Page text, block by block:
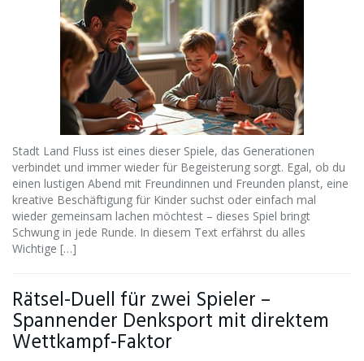
Stadt Land Fluss ist eines dieser Spiele, das Generationen
verbindet und immer wieder für Begeisterung sorgt. Egal, ob du
einen lustigen Abend mit Freundinnen und Freunden planst, eine
kreative Beschäftigung für Kinder suchst oder einfach mal
wieder gemeinsam lachen möchtest – dieses Spiel bringt
Schwung in jede Runde. In diesem Text erfährst du alles
Wichtige […]
Rätsel-Duell für zwei Spieler –
Spannender Denksport mit direktem
Wettkampf-Faktor